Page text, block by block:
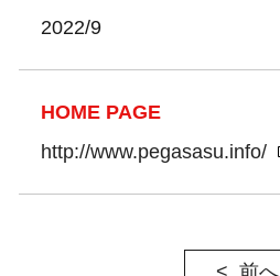
2022/9
HOME PAGE
http://www.pegasasu.info/
前へ